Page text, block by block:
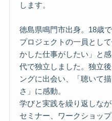
します。
徳島県鳴門市出身。18歳
プロジェクトの一員とし
かした仕事がしたい」と
代で独立しました。独立
ングに出会い、「聴いて
さ」に感動。
学びと実践を繰り返しな
セミナー、ワークショッ